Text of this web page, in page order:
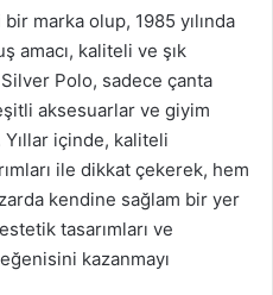
marka olup, 1985 yılında
amacı, kaliteli ve şık
Polo, sadece çanta
aksesuarlar ve giyim
içinde, kaliteli
ile dikkat çekerek, hem
kendine sağlam bir yer
tasarımları ve
kazanmayı